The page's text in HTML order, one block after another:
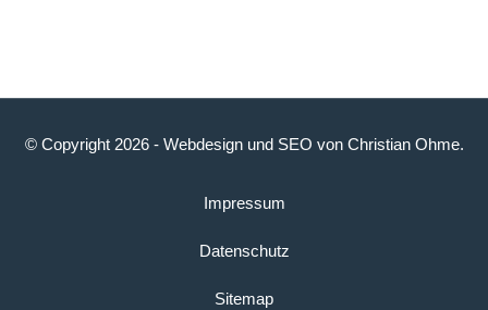
© Copyright 2026 - Webdesignund SEO von Christian Ohme.
Impressum
Datenschutz
Sitemap